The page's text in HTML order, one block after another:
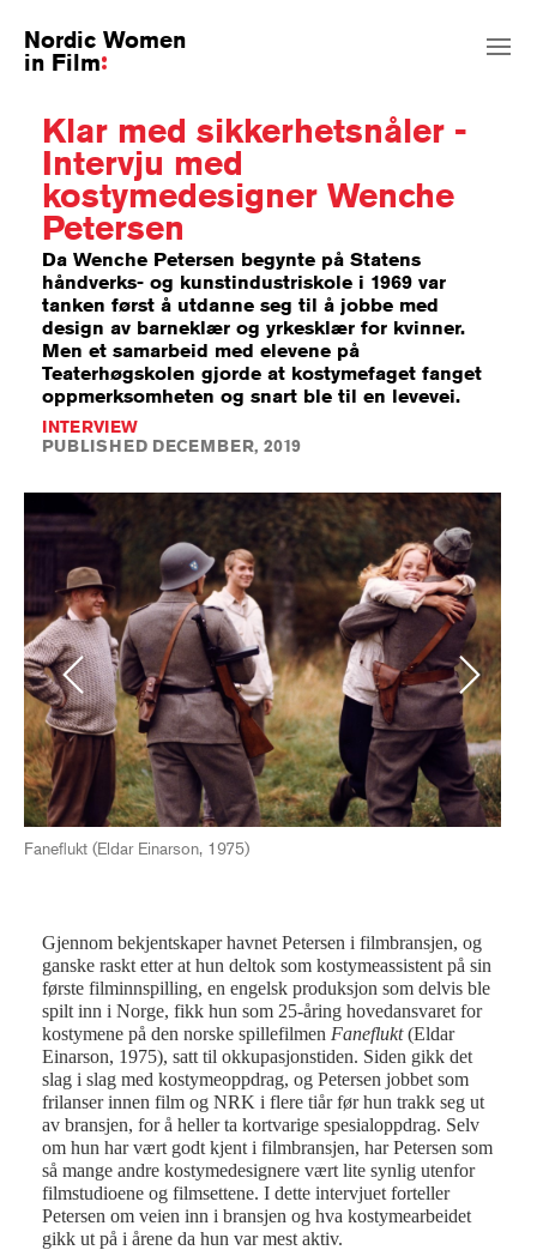
Nordic Women
in Film
Klar med sikkerhetsnåler -
Intervju med
kostymedesigner Wenche
Petersen
Da Wenche Petersen begynte på Statens
håndverks- og kunstindustriskole i 1969 var
tanken først å utdanne seg til å jobbe med
design av barneklær og yrkesklær for kvinner.
Men et samarbeid med elevene på
Teaterhøgskolen gjorde at kostymefaget fanget
oppmerksomheten og snart ble til en levevei.
INTERVIEW
PUBLISHED DECEMBER, 2019
Previous
Faneflukt (Eldar Einarson, 1975)
Next
Gjennom bekjentskaper havnet Petersen i filmbransjen, og
ganske raskt etter at hun deltok som kostymeassistent på sin
første filminnspilling, en engelsk produksjon som delvis ble
spilt inn i Norge, fikk hun som 25-åring hovedansvaret for
kostymene på den norske spillefilmen Faneflukt(Eldar
Einarson, 1975), satt til okkupasjonstiden. Siden gikk det
slag i slag med kostymeoppdrag, og Petersen jobbet som
frilanser innen film og NRK i flere tiår før hun trakk seg ut
av bransjen, for å heller ta kortvarige spesialoppdrag. Selv
om hun har vært godt kjent i filmbransjen, har Petersen som
så mange andre kostymedesignere vært lite synlig utenfor
filmstudioene og filmsettene. I dette intervjuet forteller
Petersen om veien inn i bransjen og hva kostymearbeidet
gikk ut på i årene da hun var mest aktiv.